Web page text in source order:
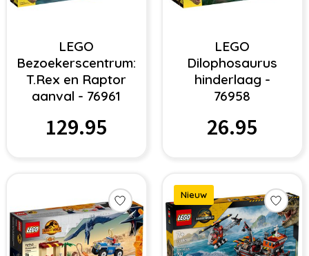
LEGO
Bezoekerscentrum:
T.Rex en Raptor
aanval - 76961
129.95
LEGO
Dilophosaurus
hinderlaag -
76958
26.95
Nieuw